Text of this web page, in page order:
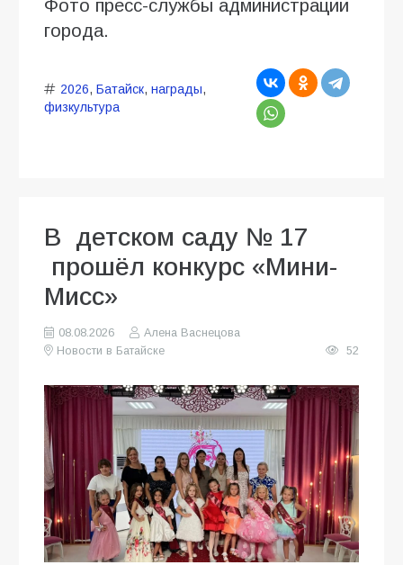
Фото пресс-службы администрации
города.
2026, Батайск, награды,
физкультура
В детском саду № 17
прошёл конкурс «Мини-
Мисс»
08.08.2026
Алена Васнецова
Новости в Батайске
52